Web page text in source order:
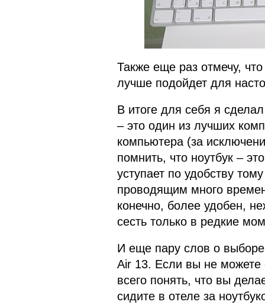
Также еще раз отмечу,
лучше подойдет для
В итоге для себя я
– это один из лучших
компьютера (за
помнить, что ноутбук –
уступает по удобству
проводящим много
конечно, более удобен,
сесть только в редкие
И еще пару слов о
Air 13. Если вы не можете
всего понять, что вы
сидите в отеле за